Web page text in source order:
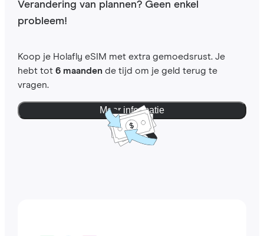
Verandering van plannen? Geen enkel
probleem!
Koop je Holafly eSIM met extra gemoedsrust. Je
hebt tot 6 maandende tijd om je geld terug te
vragen.
Meer informatie